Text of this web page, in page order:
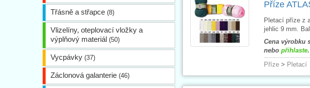
Třásně a střapce (8)
Vlizelíny, oteplovací vložky a
výplňový materiál (50)
Vycpávky (37)
Záclonová galanterie (46)
Příze
Pletací příze z
jehlic 9 mm.
Cena výrobku
nebo přihlaste.
Příze> Pletací